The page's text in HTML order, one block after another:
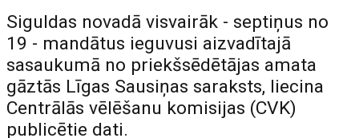
Siguldas novadā visvairāk - septiņus no
19 - mandātus ieguvusi aizvadītajā
sasaukumā no priekšsēdētājas amata
gāztās Līgas Sausiņas saraksts, liecina
Centrālās vēlēšanu komisijas (CVK)
publicētie dati.